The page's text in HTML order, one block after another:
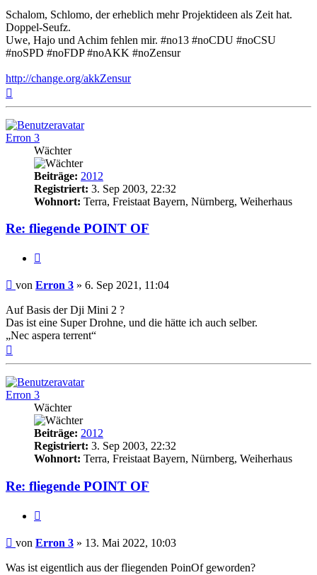
Schalom, Schlomo, der erheblich mehr Projektideen als Zeit hat.
Doppel-Seufz.
Uwe, Hajo und Achim fehlen mir. #no13 #noCDU #noCSU
#noSPD #noFDP #noAKK #noZensur
http://change.org/akkZensur
Erron 3
Wächter
Beiträge: 2012
Registriert: 3. Sep 2003, 22:32
Wohnort: Terra, Freistaat Bayern, Nürnberg, Weiherhaus
Re: fliegende POINT OF
Beitrag
von Erron 3 » 6. Sep 2021, 11:04
Auf Basis der Dji Mini 2 ?
Das ist eine Super Drohne, und die hätte ich auch selber.
„Nec aspera terrent“
Erron 3
Wächter
Beiträge: 2012
Registriert: 3. Sep 2003, 22:32
Wohnort: Terra, Freistaat Bayern, Nürnberg, Weiherhaus
Re: fliegende POINT OF
Beitrag
von Erron 3 » 13. Mai 2022, 10:03
Was ist eigentlich aus der fliegenden PoinOf geworden?